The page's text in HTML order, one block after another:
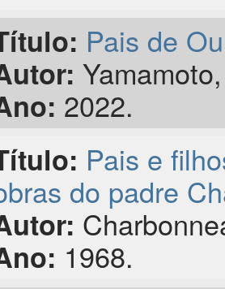
Pais de
2022.
Pais e
do padre
1968.